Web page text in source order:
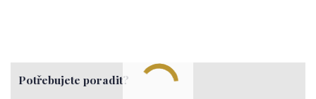
Potřebujete poradit?